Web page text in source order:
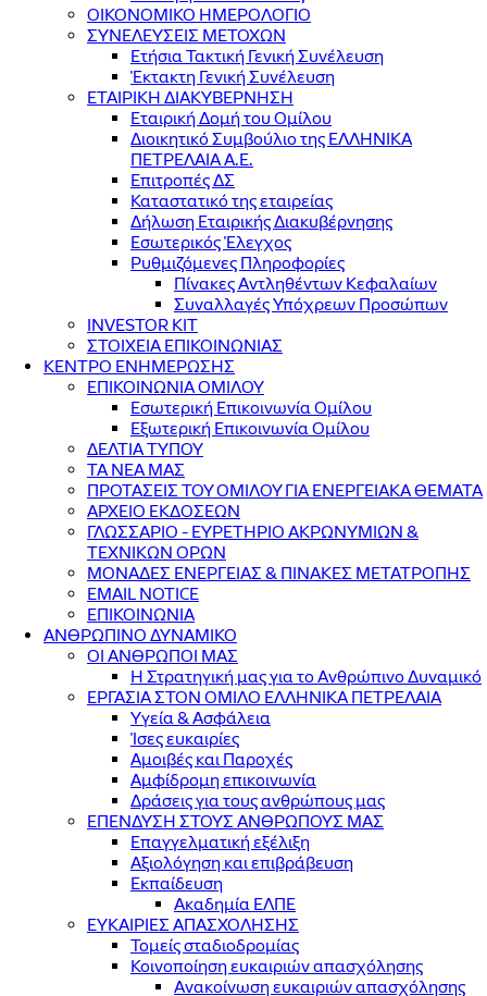
ΟΙΚΟΝΟΜΙΚΟ ΗΜΕΡΟΛΟΓΙΟ
ΣΥΝΕΛΕΥΣΕΙΣ ΜΕΤΟΧΩΝ
Ετήσια Τακτική Γενική Συνέλευση
Έκτακτη Γενική Συνέλευση
ΕΤΑΙΡΙΚΗ ΔΙΑΚΥΒΕΡΝΗΣΗ
Εταιρική Δομή του Ομίλου
Διοικητικό Συμβούλιο της ΕΛΛΗΝΙΚΑ
ΠΕΤΡΕΛΑΙΑ Α.Ε.
Επιτροπές ΔΣ
Καταστατικό της εταιρείας
Δήλωση Εταιρικής Διακυβέρνησης
Εσωτερικός Έλεγχος
Ρυθμιζόμενες Πληροφορίες
Πίνακες Αντληθέντων Κεφαλαίων
Συναλλαγές Υπόχρεων Προσώπων
INVESTOR KIT
ΣΤΟΙΧΕΙΑ ΕΠΙΚΟΙΝΩΝΙΑΣ
ΚΕΝΤΡΟ ΕΝΗΜΕΡΩΣΗΣ
ΕΠΙΚΟΙΝΩΝΙΑ ΟΜΙΛΟΥ
Εσωτερική Επικοινωνία Ομίλου
Εξωτερική Επικοινωνία Ομίλου
ΔΕΛΤΙΑ ΤΥΠΟΥ
ΤΑ ΝΕΑ ΜΑΣ
ΠΡΟΤΑΣΕΙΣ ΤΟΥ ΟΜΙΛΟΥ ΓΙΑ ΕΝΕΡΓΕΙΑΚΑ ΘΕΜΑΤΑ
ΑΡΧΕΙΟ ΕΚΔΟΣΕΩΝ
ΓΛΩΣΣΑΡΙΟ - ΕΥΡΕΤΗΡΙΟ ΑΚΡΩΝΥΜΙΩΝ &
ΤΕΧΝΙΚΩΝ ΟΡΩΝ
ΜΟΝΑΔΕΣ ΕΝΕΡΓΕΙΑΣ & ΠΙΝΑΚΕΣ ΜΕΤΑΤΡΟΠΗΣ
EMAIL NOTICE
ΕΠΙΚΟΙΝΩΝΙΑ
ΑΝΘΡΩΠΙΝΟ ΔΥΝΑΜΙΚΟ
ΟΙ ΑΝΘΡΩΠΟΙ ΜΑΣ
Η Στρατηγική μας για το Ανθρώπινο Δυναμικό
ΕΡΓΑΣΙΑ ΣΤΟΝ ΟΜΙΛΟ ΕΛΛΗΝΙΚΑ ΠΕΤΡΕΛΑΙΑ
Υγεία & Ασφάλεια
Ίσες ευκαιρίες
Αμοιβές και Παροχές
Αμφίδρομη επικοινωνία
Δράσεις για τους ανθρώπους μας
ΕΠΕΝΔΥΣΗ ΣΤΟΥΣ ΑΝΘΡΩΠΟΥΣ ΜΑΣ
Επαγγελματική εξέλιξη
Αξιολόγηση και επιβράβευση
Εκπαίδευση
Ακαδημία ΕΛΠΕ
ΕΥΚΑΙΡΙΕΣ ΑΠΑΣΧΟΛΗΣΗΣ
Τομείς σταδιοδρομίας
Κοινοποίηση ευκαιριών απασχόλησης
Ανακοίνωση ευκαιριών απασχόλησης